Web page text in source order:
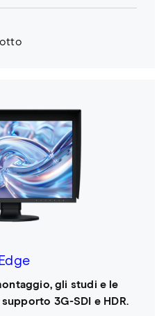
gli studi e le
3G-SDI e HDR.